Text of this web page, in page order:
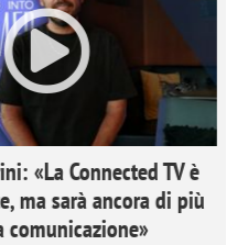
«La Connected TV è
ma sarà ancora di più